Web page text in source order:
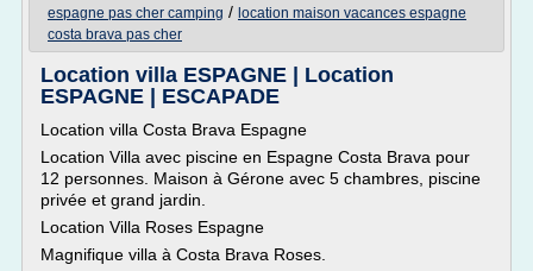
espagne pas cher camping / location maison vacances espagne
costa brava pas cher
Location villa ESPAGNE | Location
ESPAGNE | ESCAPADE
Location villa Costa Brava Espagne
Location Villa avec piscine en Espagne Costa Brava pour
12 personnes. Maison à Gérone avec 5 chambres, piscine
privée et grand jardin.
Location Villa Roses Espagne
Magnifique villa à Costa Brava Roses.